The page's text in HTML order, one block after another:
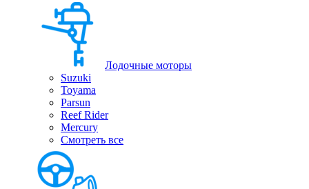
Лодочные моторы
Suzuki
Toyama
Parsun
Reef Rider
Mercury
Смотреть все